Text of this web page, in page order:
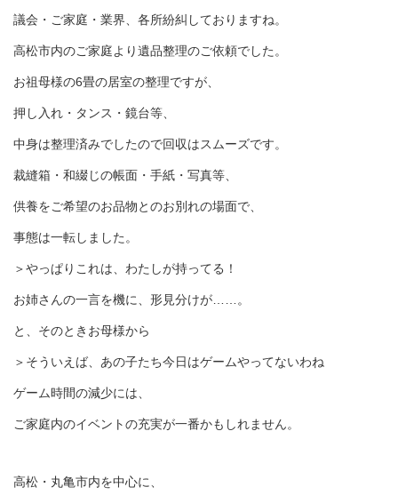
議会・ご家庭・業界、各所紛糾しておりますね。
高松市内のご家庭より遺品整理のご依頼でした。
お祖母様の6畳の居室の整理ですが、
押し入れ・タンス・鏡台等、
中身は整理済みでしたので回収はスムーズです。
裁縫箱・和綴じの帳面・手紙・写真等、
供養をご希望のお品物とのお別れの場面で、
事態は一転しました。
＞やっぱりこれは、わたしが持ってる！
お姉さんの一言を機に、形見分けが……。
と、そのときお母様から
＞そういえば、あの子たち今日はゲームやってないわね
ゲーム時間の減少には、
ご家庭内のイベントの充実が一番かもしれません。
高松・丸亀市内を中心に、